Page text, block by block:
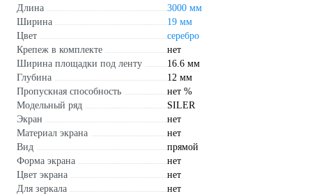
Длина
3000 мм
Ширина
19 мм
Цвет
серебро
Крепеж в комплекте
нет
Ширина площадки под ленту
16.6 мм
Глубина
12 мм
Пропускная способность
нет %
Модельный ряд
SILER
Экран
нет
Материал экрана
нет
Вид
прямой
Форма экрана
нет
Цвет экрана
нет
Для зеркала
нет